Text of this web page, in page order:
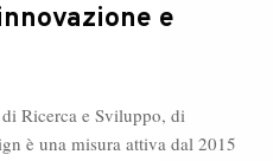
e
Ricerca e Sviluppo, di
è una misura attiva dal 2015